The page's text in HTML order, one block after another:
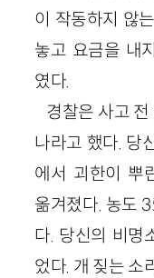
이 작동하지 않
놓고 요금을 내
였다.
경찰은 사고
나라고 했다. 당
에서 괴한이 뿌
옮겨졌다. 농도
다. 당신의 비명
었다. 개 짖는 소